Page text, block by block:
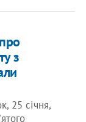
з
25 січня,